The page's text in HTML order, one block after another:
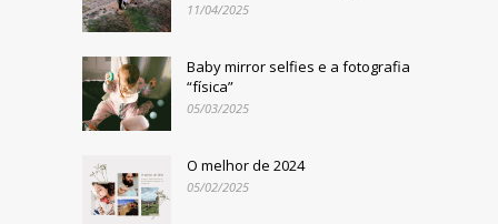
11/04/2025
Baby mirror selfies e a fotografia
“física”
05/03/2025
O melhor de 2024
05/02/2025